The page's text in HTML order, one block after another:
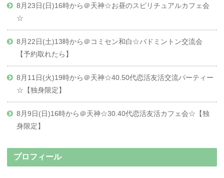
8月23日(日)16時から＠天神☆お昼のスピリチュアルカフェ会
☆
8月22日(土)13時から＠コミセン和白☆バドミントン交流会
【予約取れたら】
8月11日(火)19時から＠天神☆40.50代恋活友活交流パーティー
☆【独身限定】
8月9日(日)16時から＠天神☆30.40代恋活友活カフェ会☆【独
身限定】
プロフィール